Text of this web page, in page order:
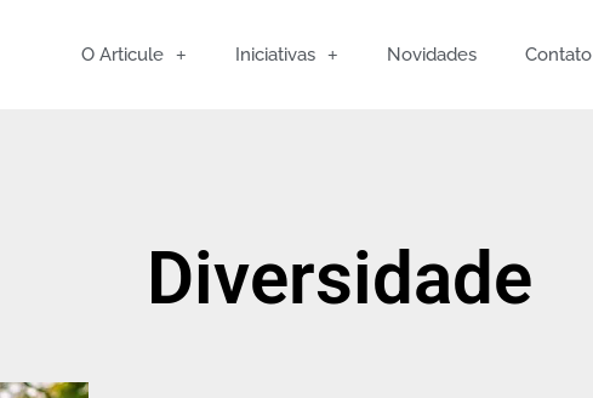
O Articule Iniciativas Novidades Contato
Diversidade